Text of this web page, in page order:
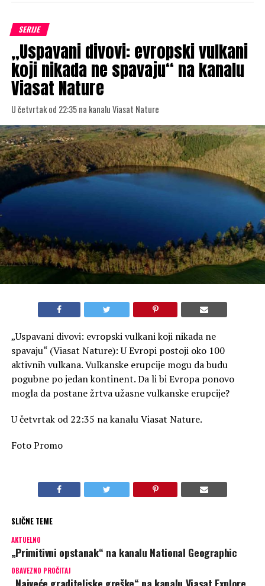
SERIJE
„Uspavani divovi: evropski vulkani
koji nikada ne spavaju“ na kanalu
Viasat Nature
U četvrtak od 22:35 na kanalu Viasat Nature
„Uspavani divovi: evropski vulkani koji nikada ne
spavaju“ (Viasat Nature): U Evropi postoji oko 100
aktivnih vulkana. Vulkanske erupcije mogu da budu
pogubne po jedan kontinent. Da li bi Evropa ponovo
mogla da postane žrtva užasne vulkanske erupcije?
U četvrtak od 22:35 na kanalu Viasat Nature.
Foto Promo
SLIČNE TEME
AKTUELNO
„Primitivni opstanak“ na kanalu National Geographic
OBAVEZNO PROČITAJ
„Najveće graditeljske greške“ na kanalu Viasat Explore